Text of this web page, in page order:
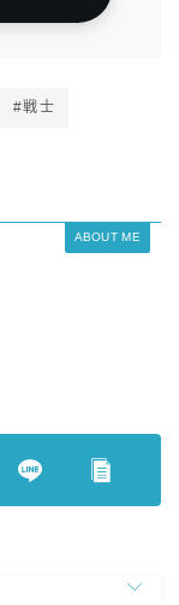
#戦士
ABOUT ME